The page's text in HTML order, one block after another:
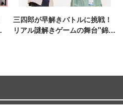
三四郎が早解きバトルに挑戦！
リアル謎解きゲームの舞台"錦糸